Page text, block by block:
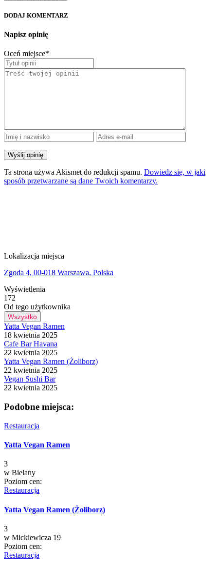
DODAJ KOMENTARZ
Napisz opinię
Oceń miejsce*
Ta strona używa Akismet do redukcji spamu. Dowiedz się, w jaki
sposób przetwarzane są dane Twoich komentarzy.
Lokalizacja miejsca
Zgoda 4, 00-018 Warszawa, Polska
Wyświetlenia
172
Od tego użytkownika
Wszystko
Yatta Vegan Ramen
18 kwietnia 2025
Cafe Bar Havana
22 kwietnia 2025
Yatta Vegan Ramen (Żoliborz)
22 kwietnia 2025
Vegan Sushi Bar
22 kwietnia 2025
Podobne miejsca:
Restauracja
Yatta Vegan Ramen
3
w Bielany
Poziom cen:
Restauracja
Yatta Vegan Ramen (Żoliborz)
3
w Mickiewicza 19
Poziom cen:
Restauracja